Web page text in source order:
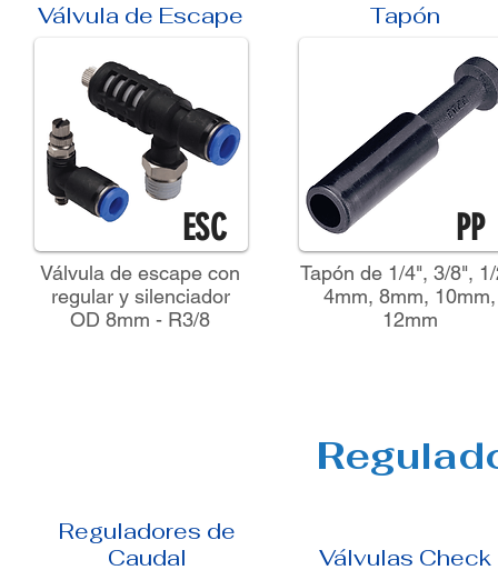
Válvula de Escape
ESC
Válvula de escape con
regular y silenciador
OD 8mm - R3/8
Tapón
PP
Tapón de 1/4", 3/8",
4mm, 8mm, 10mm,
12mm
Reguladores de
Caudal
Válvulas Check